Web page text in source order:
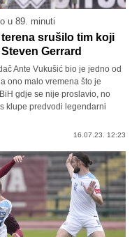
u 89. minuti
srušilo tim koji
Gerrard
Ante Vukušić bio je jedno od
ono malo vremena što je
gdje se nije proslavio, no
klupe predvodi legendarni
16.07.23. 12:23